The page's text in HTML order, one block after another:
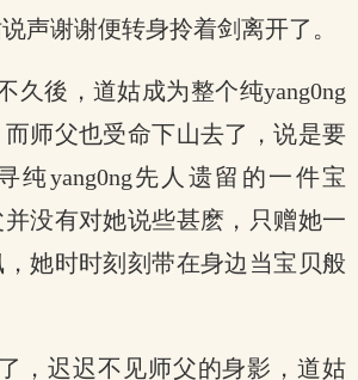
声谢谢便转身拎着剑离开了。
久後，道姑成为整个纯yang0ng
师父也受命下山去了，说是要
纯yang0ng先人遗留的一件宝
没有对她说些甚麽，只赠她一
她时时刻刻带在身边当宝贝般
，迟迟不见师父的身影，道姑